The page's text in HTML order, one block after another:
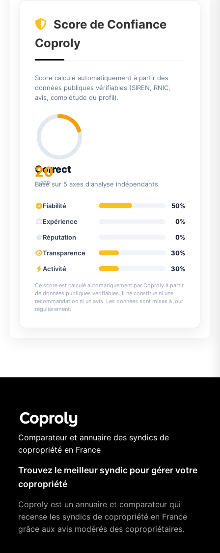
Score de Confiance
Coproly
Score calculé automatiquement à partir des
données publiques vérifiables (SIREN, RNIC,
avis, complétude du profil).
20
/100
Correct
Basé sur 5 axes d'analyse indépendants
Fiabilité
50%
Expérience
0%
Réputation
0%
Transparence
30%
Activité
30%
Ce score est calculé automatiquement par Coproly à partir
de données publiques vérifiables. Il ne constitue ni une
recommandation ni un avis. Les données sont mises à jour
régulièrement.
Comparateur et annuaire des syndics de
copropriété en France
Trouvez le meilleur syndic pour gérer votre
copropriété
Coproly est un annuaire et comparateur qui
recense les syndics de copropriété en France
grâce aux avis modérés des copropriétaires.